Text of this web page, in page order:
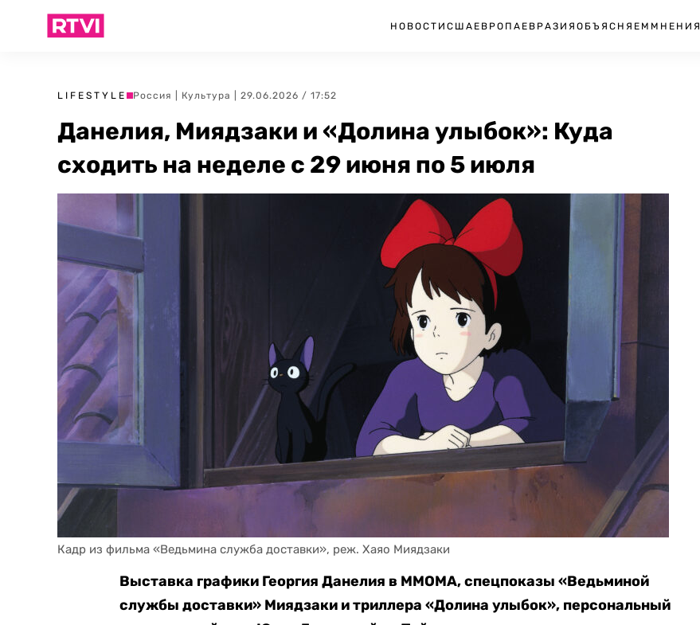
НОВОСТИ США ЕВРОПА ЕВРАЗИЯ ОБЪЯСНЯЕМ МНЕНИЯ
LIFESTYLE Россия Культура | 29.06.2026 / 17:52
Данелия, Миядзаки и «Долина улыбок»: Куда
сходить на неделе с 29 июня по 5 июля
Кадр из фильма «Ведьмина служба доставки», реж. Хаяо Миядзаки
Выставка графики Георгия Данелия в ММОМА, спецпоказы «Ведьминой
службы доставки» Миядзаки и триллера «Долина улыбок», персональный